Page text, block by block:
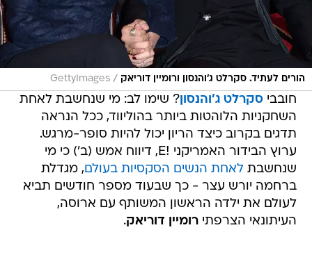
הורים לעתיד. סקרלט ג'והנסון ורומיין דוריאק /
GettyImages
חובביסקרלט ג'והנסון? שימו לב: מי שנחשבת לאחת
השחקניות הלוהטות ביותר בהוליווד, ככל הנראה
תדגים בקרוב כיצד הריון יכול להיות סופר-מרגש.
ערוץ הבידור האמריקני !E, דיווח אמש (ב') כי מי
שנחשבתלאחת הנשים הסקסיות בעולם, מגדלת
ברחמה יורש עצר - כך שבעוד מספר חודשים תביא
לעולם את ילדה הראשון המשותף עם ארוסה,
העיתונאי הצרפתירומיין דוריאק.